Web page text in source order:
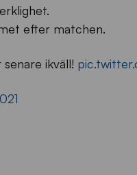
efter matchen.
ikväll!